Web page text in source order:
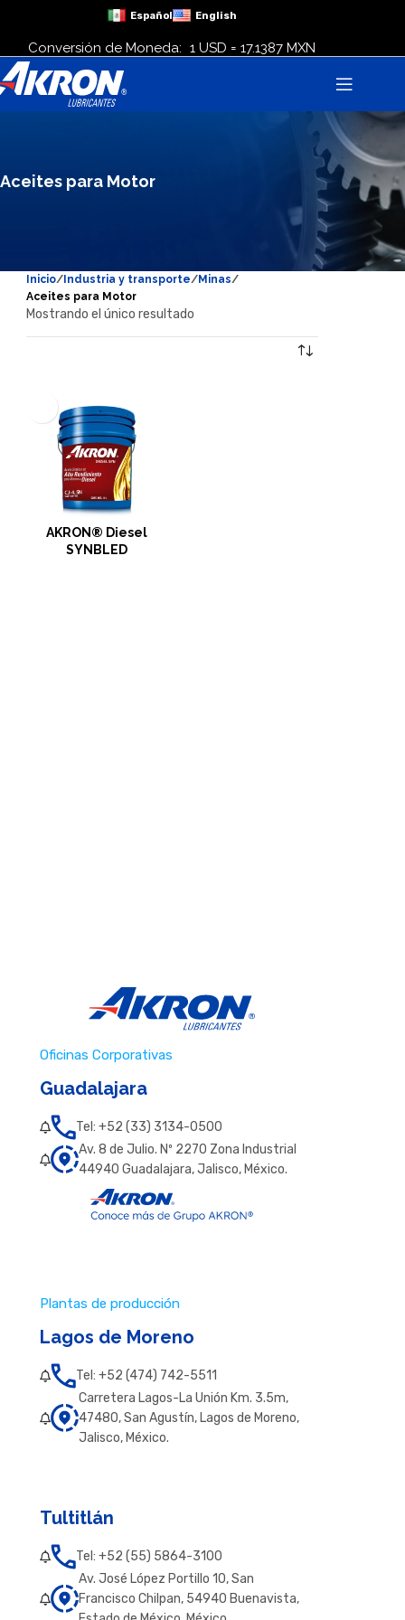
Conversión de Moneda: 1 USD = 17.1387 MXN
Español English
Aceites para Motor
Inicio Industria y transporte
Minas
Aceites para Motor
Mostrando el único resultado
AKRON® Diesel
SYNBLED
Oficinas Corporativas
Guadalajara
Tel: +52 (33) 3134-0500
Av. 8 de Julio. Nº 2270 Zona Industrial
44940 Guadalajara, Jalisco, México.
Plantas de producción
Lagos de Moreno
Tel: +52 (474) 742-5511
Carretera Lagos-La Unión Km. 3.5m,
47480, San Agustín, Lagos de Moreno,
Jalisco, México.
Tultitlán
Tel: +52 (55) 5864-3100
Av. José López Portillo 10, San
Francisco Chilpan, 54940 Buenavista,